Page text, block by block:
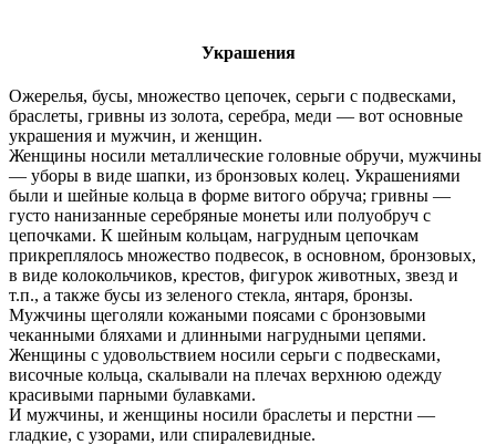
Украшения
Ожерелья, бусы, множество цепочек, серьги с подвесками,
браслеты, гривны из золота, серебра, меди — вот основные
украшения и мужчин, и женщин.
Женщины носили металлические головные обручи, мужчины
— уборы в виде шапки, из бронзовых колец. Украшениями
были и шейные кольца в форме витого обруча; гривны —
густо нанизанные серебряные монеты или полуобруч с
цепочками. К шейным кольцам, нагрудным цепочкам
прикреплялось множество подвесок, в основном, бронзовых,
в виде колокольчиков, крестов, фигурок животных, звезд и
т.п., а также бусы из зеленого стекла, янтаря, бронзы.
Мужчины щеголяли кожаными поясами с бронзовыми
чеканными бляхами и длинными нагрудными цепями.
Женщины с удовольствием носили серьги с подвесками,
височные кольца, скалывали на плечах верхнюю одежду
красивыми парными булавками.
И мужчины, и женщины носили браслеты и перстни —
гладкие, с узорами, или спиралевидные.